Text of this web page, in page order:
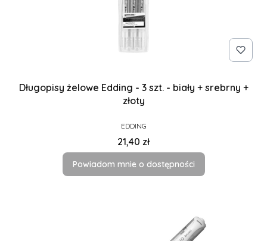
Długopisy żelowe Edding - 3 szt. - biały + srebrny +
złoty
PRODUCENT
EDDING
Cena
21,40 zł
Powiadom mnie o dostępności